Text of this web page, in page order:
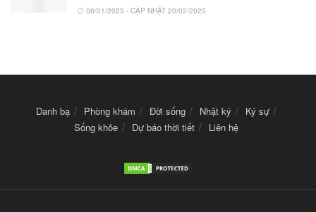
06/01/2025 - CẬP NHẬT 20/02/2025
Danh bạ Phòng khám Đời sống Nhật ký
Ký sự
Sống khỏe
Dự báo thời tiết Liên hệ